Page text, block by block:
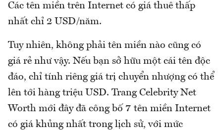
Các tên miền trên Internet có giá thuê thấp
nhất chỉ 2 USD/năm.
Tuy nhiên, không phải tên miền nào cũng có
giá rẻ như vậy. Nếu bạn sở hữu một cái tên độc
đáo, chỉ tính riêng giá trị chuyển nhượng có thể
lên tới hàng triệu USD. Trang Celebrity Net
Worth mới đây đã công bố 7 tên miền Internet
có giá khủng nhất trong lịch sử, với mức